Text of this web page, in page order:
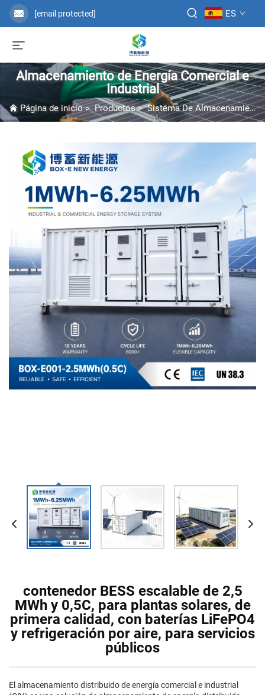
[email protected] ES
Almacenamiento de Energía Comercial e
Industrial
Página de inicio>Productos>Sistema De Almacenamiento De Energía
contenedor BESS escalable de 2,5
MWh y 0,5C, para plantas solares, de
primera calidad, con baterías LiFePO4
y refrigeración por aire, para servicios
públicos
El almacenamiento distribuido de energía comercial e industrial